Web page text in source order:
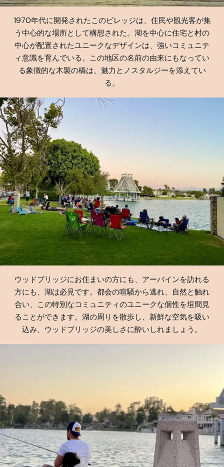
1970年代に開発されたこのビレッジは、住民や観光客が集
う中心的な場所として構想された。湖を中心に住宅と村の
中心が配置されたユニークなデザインは、強いコミュニテ
ィ意識を育んでいる。この地区の名前の由来にもなってい
る象徴的な木製の橋は、魅力とノスタルジーを添えてい
る。
ウッドブリッジにお住まいの方にも、アーバインを訪れる
方にも、湖は必見です。都会の喧騒から逃れ、自然と触れ
合い、この特別なコミュニティのユニークな個性を垣間見
ることができます。湖の周りを散歩し、新鮮な空気を吸い
込み、ウッドブリッジの美しさに酔いしれましょう。